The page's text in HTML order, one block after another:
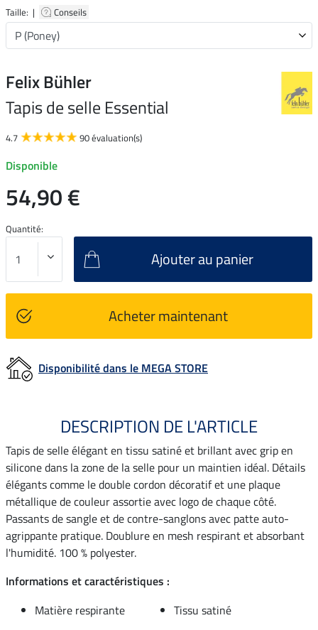
Taille: | Conseils
Felix Bühler
Tapis de selle Essential
4.7 90 évaluation(s)
Disponible
54,90 €
Quantité:
Ajouter au panier
Acheter maintenant
Disponibilité dans le MEGA STORE
DESCRIPTION DE L'ARTICLE
Tapis de selle élégant en tissu satiné et brillant avec grip en
silicone dans la zone de la selle pour un maintien idéal. Détails
élégants comme le double cordon décoratif et une plaque
métallique de couleur assortie avec logo de chaque côté.
Passants de sangle et de contre-sanglons avec patte auto-
agrippante pratique. Doublure en mesh respirant et absorbant
l'humidité. 100 % polyester.
Informations et caractéristiques :
Matière respirante
Tissu satiné